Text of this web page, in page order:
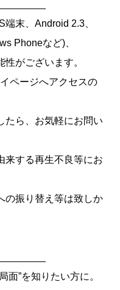
末、Android 2.3、
Phoneなど)、
がございます。
ページへアクセスの
たら、お気軽にお問い
来する再生不良等にお
の振り替え等は致しか
”を知りたい方に。